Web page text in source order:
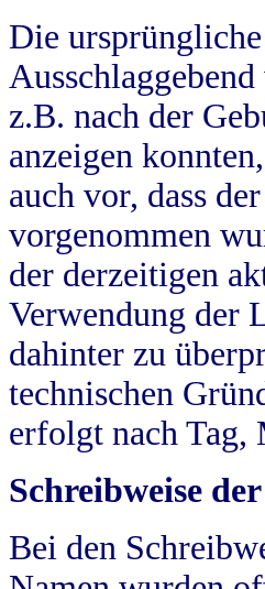
Die
z.B. nach der
anzeigen
auch vor, dass
vorgenommen
der derzeitigen
Verwendung der
dahinter zu
technischen
erfolgt nach Tag,
Schreibweise
Bei den